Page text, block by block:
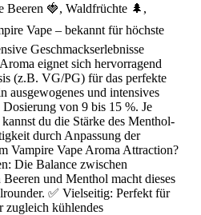
🍓, Waldfrüchte 🌲,
Vape – bekannt für höchste
Geschmackserlebnisse
eignet sich hervorragend
(z.B. VG/PG) für das perfekte
ausgewogenes und intensives
von 9 bis 15 %. Je
du die Stärke des Menthol-
durch Anpassung der
Vampire Vape Aroma Attraction?
Die Balance zwischen
und Menthol macht dieses
✅ Vielseitig: Perfekt für
zugleich kühlendes